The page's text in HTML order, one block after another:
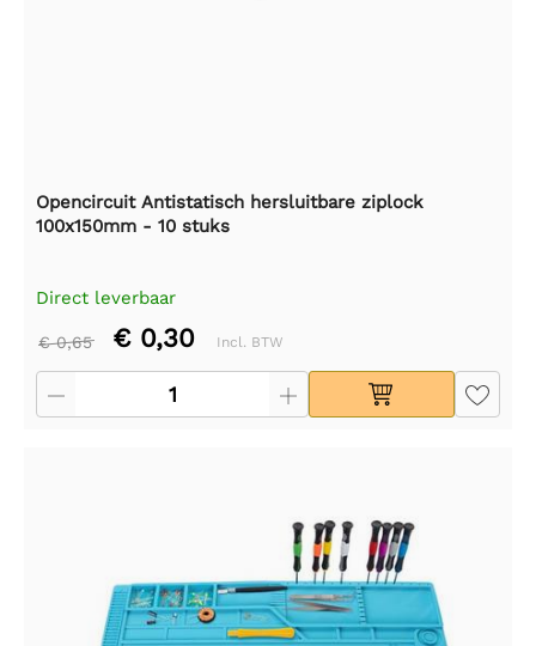
Opencircuit Antistatisch hersluitbare ziplock
100x150mm - 10 stuks
Direct leverbaar
€ 0,65 € 0,30 Incl. BTW